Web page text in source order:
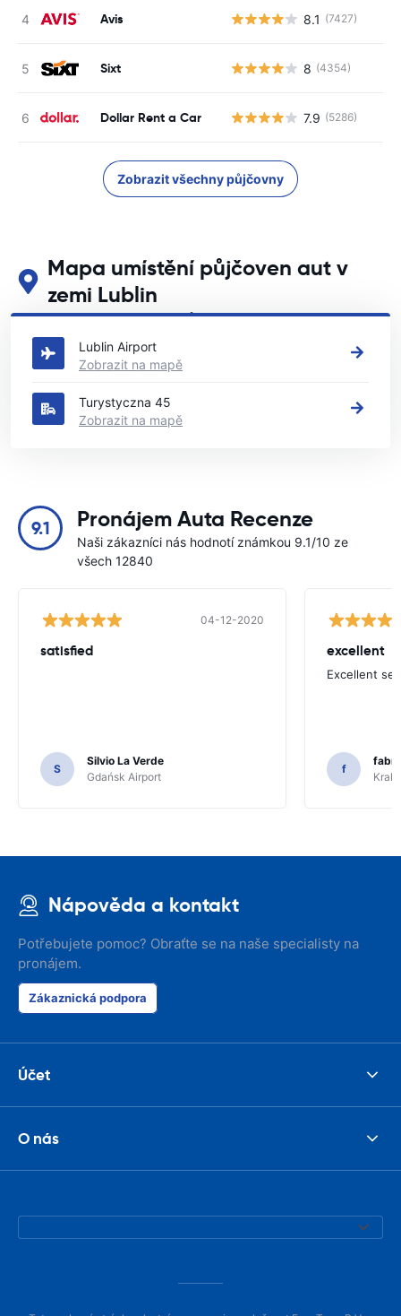
Avis 8.1 (7427)
Sixt 8 (4354)
Dollar Rent a Car 7.9 (5286)
Zobrazit všechny půjčovny
Mapa umístění půjčoven aut v
zemi Lublin
Podívejte se na naše hlavní půjčovny aut v zemi Lublin
Lublin Airport
Zobrazit na mapě
Turystyczna 45
Zobrazit na mapě
9.1 Pronájem Auta Recenze
Naši zákazníci nás hodnotí známkou 9.1/10 ze
všech 12840
04-12-2020
satisfied
S
Silvio La Verde
Gdańsk Airport
excellent
Excellent
f
Nápověda a kontakt
Potřebujete pomoc? Obraťte se na naše specialisty na
pronájem.
Zákaznická podpora
Účet
O nás